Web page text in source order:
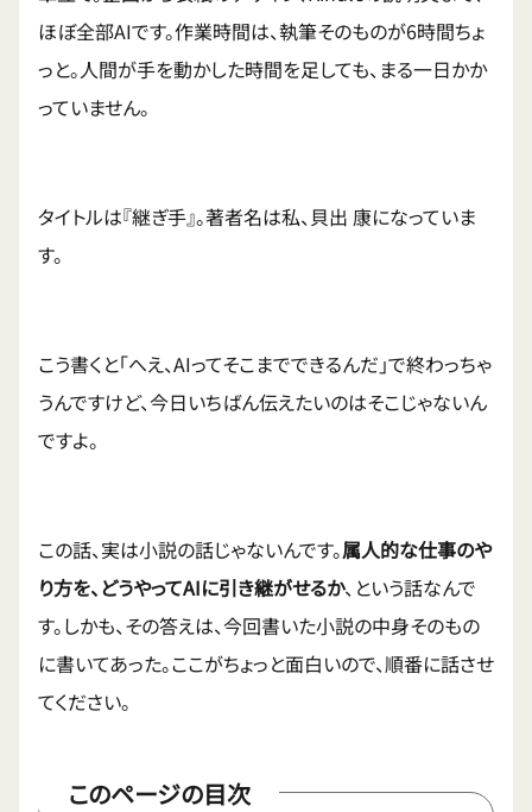
ほぼ全部AIです。作業時間は、執筆そのものが6時間ちょ
っと。人間が手を動かした時間を足しても、まる一日かか
っていません。
タイトルは『継ぎ手』。著者名は私、貝出 康になっていま
す。
こう書くと「へえ、AIってそこまでできるんだ」で終わっちゃ
うんですけど、今日いちばん伝えたいのはそこじゃないん
ですよ。
この話、実は小説の話じゃないんです。属人的な仕事のや
り方を、どうやってAIに引き継がせるか、という話なんで
す。しかも、その答えは、今回書いた小説の中身そのもの
に書いてあった。ここがちょっと面白いので、順番に話させ
てください。
このページの目次